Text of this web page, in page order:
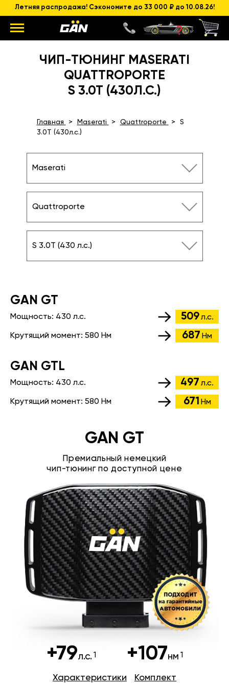
Летняя распродажа! Сэкономите до 33 000 ₽ до 10.08.26!
ЧИП-ТЮНИНГ MASERATI
QUATTROPORTE
S 3.0T (430Л.С.)
Главная Maserati Quattroporte
S
3.0T (430л.с.)
Maserati
Quattroporte
S 3.0T (430 л.с.)
GАN GT
Мощность: 430 л.с. 509 л.с.
Крутящий момент: 580 Нм 687 Нм
GАN GTL
Мощность: 430 л.с. 497 л.с.
Крутящий момент: 580 Нм 671 Нм
GAN GT
Премиальный немецкий
чип-тюнинг по доступной цене
+79л.с. +107нм
Характеристики Комплект